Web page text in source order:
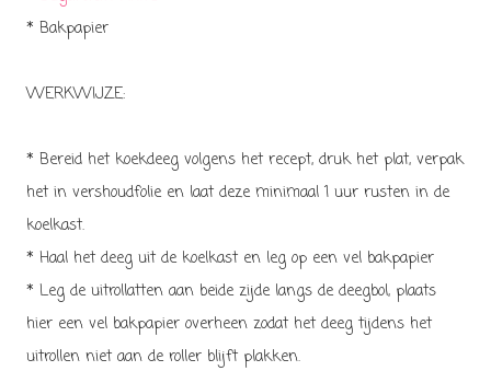
* Bakpapier
WERKWIJZE:
* Bereid het koekdeeg volgens het recept, druk het plat, verpak
het in vershoudfolie en laat deze minimaal 1 uur rusten in de
koelkast.
* Haal het deeg uit de koelkast en leg op een vel bakpapier
* Leg de uitrollatten aan beide zijde langs de deegbol, plaats
hier een vel bakpapier overheen zodat het deeg tijdens het
uitrollen niet aan de roller blijft plakken.